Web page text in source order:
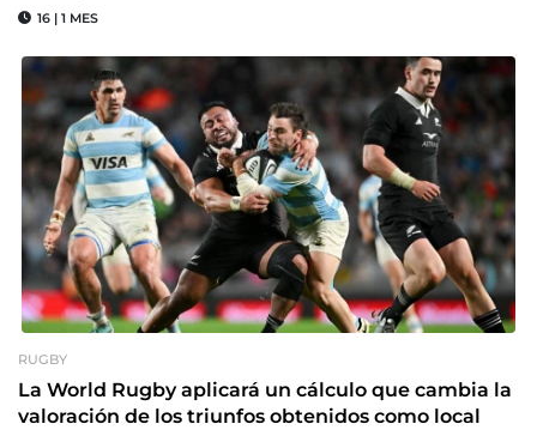
16 | 1 MES
RUGBY
La World Rugby aplicará un cálculo que cambia la
valoración de los triunfos obtenidos como local